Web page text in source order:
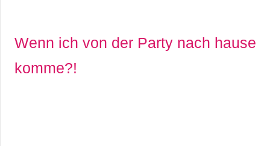
Wenn ich von der Party nach hause
komme?!